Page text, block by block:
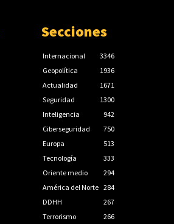
Secciones
Internacional
3346
Geopolítica
1936
Actualidad
1671
Seguridad
1300
Inteligencia
942
Ciberseguridad
750
Europa
513
Tecnología
333
Oriente medio
294
América del Norte 284
DDHH
267
Terrorismo
266